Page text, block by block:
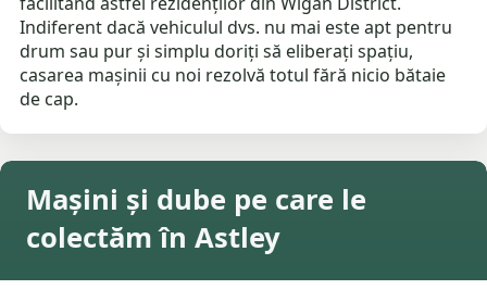
Indiferent dacă vehiculul dvs. nu mai este apt pentru
drum sau pur și simplu doriți să eliberați spațiu,
casarea mașinii cu noi rezolvă totul fără nicio bătaie
de cap.
Mașini și dube pe care le
colectăm în Astley